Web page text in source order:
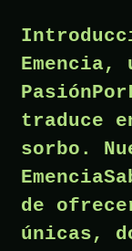
traduce
sorbo.
de
únicas,